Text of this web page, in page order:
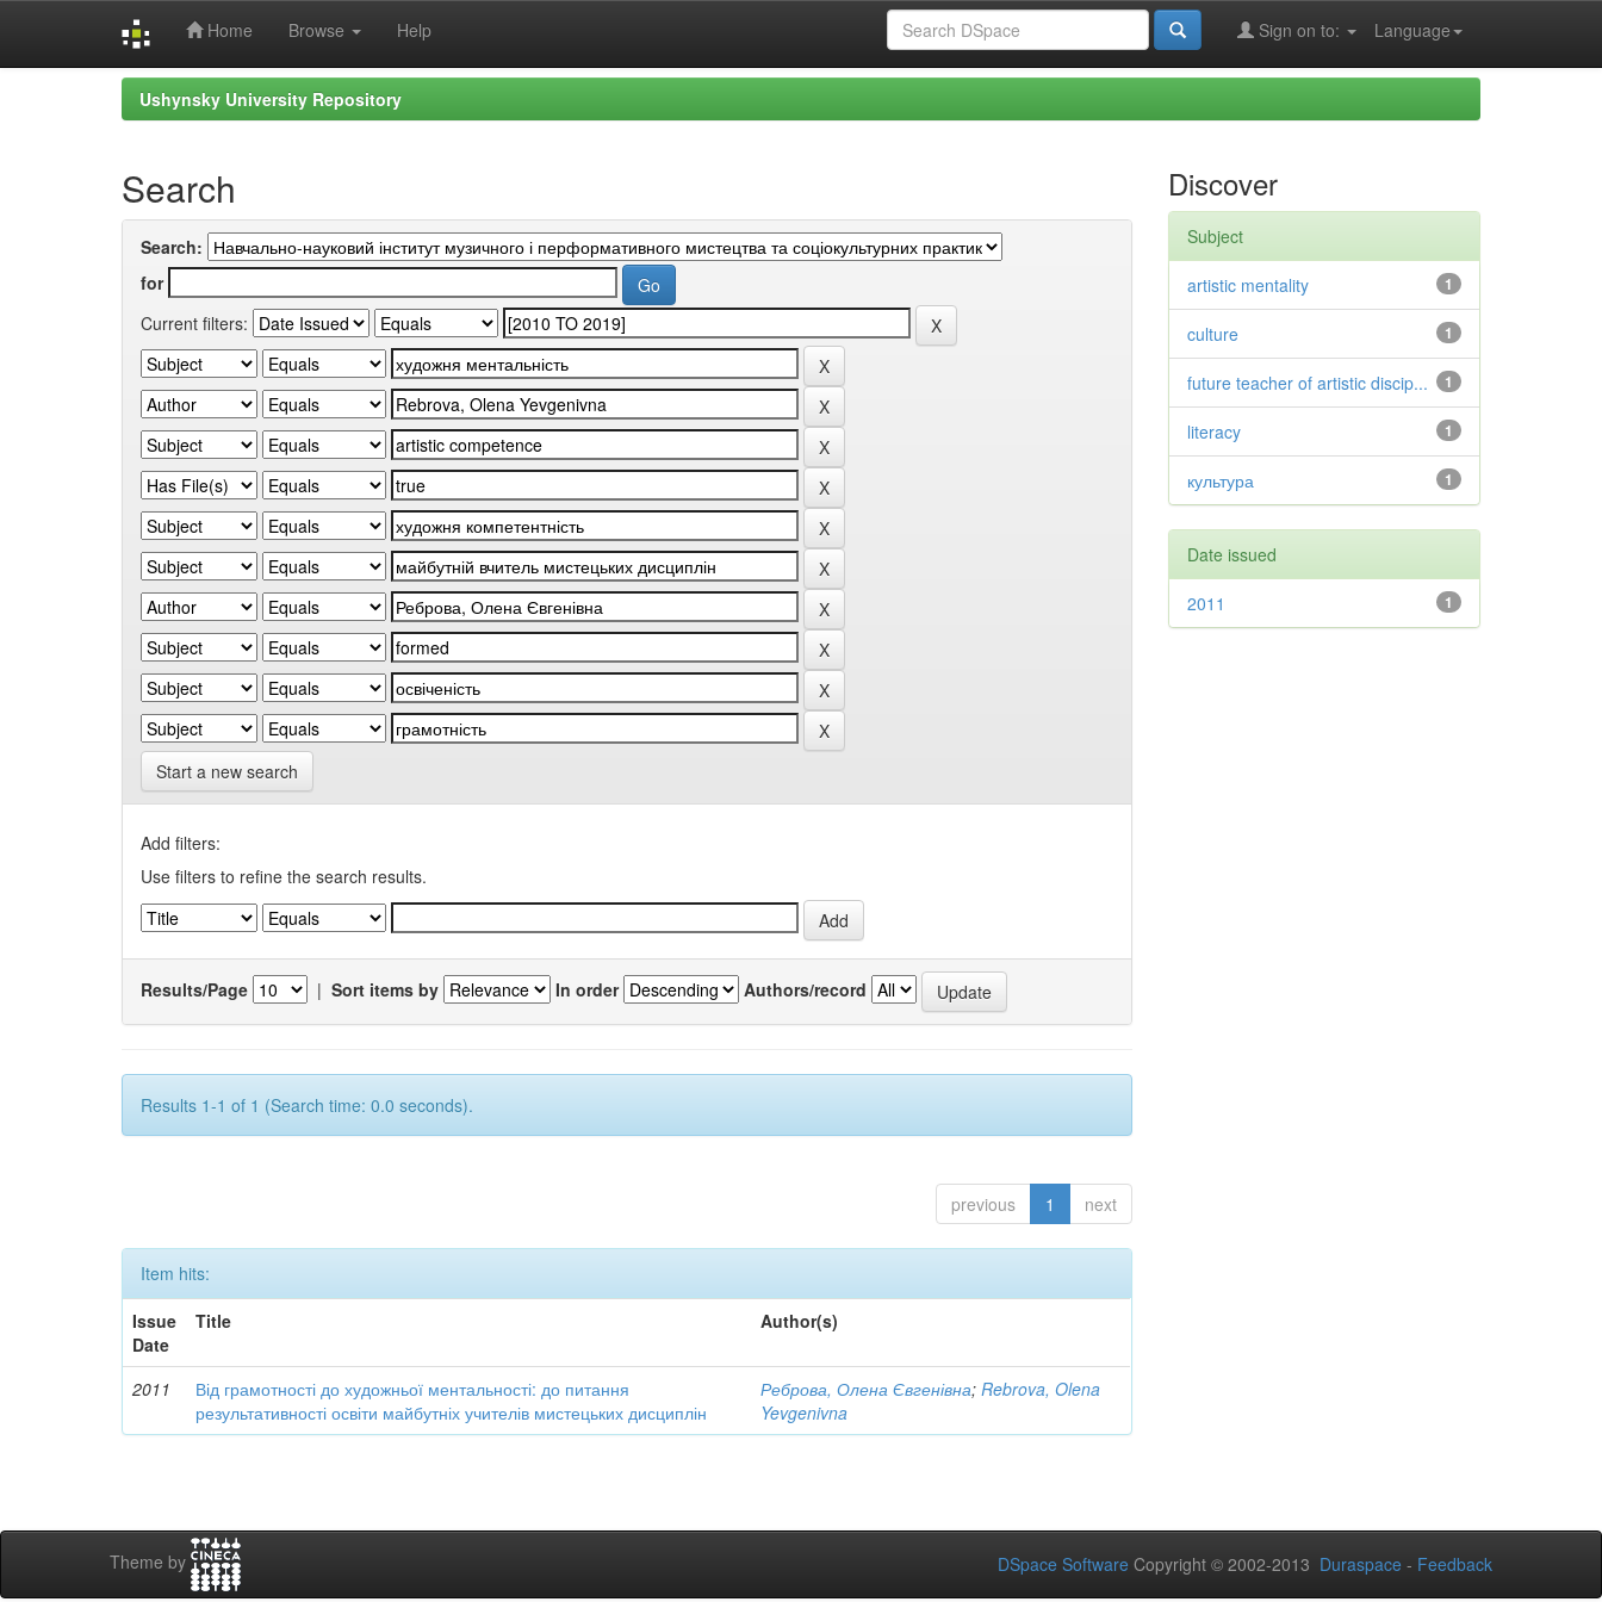
Home Browse Help Language
Sign on to:
Ushynsky University Repository
Search
Search:
for
Current filters:
Start a new search
Add filters:
Use filters to refine the search results.
Results/Page | Sort items by In order Authors/record
Results 1-1 of 1 (Search time: 0.0 seconds).
previous 1 next
Item hits:
Issue
Date
Title Author(s)
2011
Від грамотності до художньої ментальності: до питання
результативності освіти майбутніх учителів мистецьких дисциплін
Реброва, Олена Євгенівна;Rebrova, Olena
Yevgenivna
Discover
Subject
1
artistic mentality
1
culture
1
future teacher of artistic discip...
1
literacy
1
культура
Date issued
1
2011
Theme by DSpace Software Copyright © 2002-2013 Duraspace - Feedback